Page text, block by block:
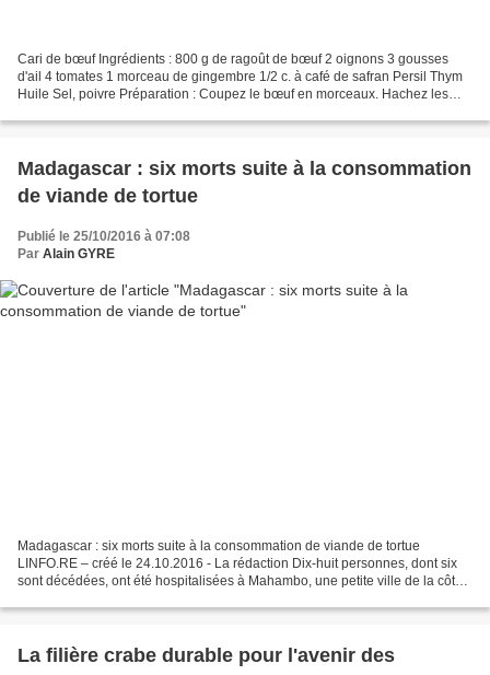
Cari de bœuf Ingrédients : 800 g de ragoût de bœuf 2 oignons 3 gousses
d'ail 4 tomates 1 morceau de gingembre 1/2 c. à café de safran Persil Thym
Huile Sel, poivre Préparation : Coupez le bœuf en morceaux. Hachez les
Madagascar : six morts suite à la consommation
de viande de tortue
Publié le 25/10/2016 à 07:08
Par Alain GYRE
Madagascar : six morts suite à la consommation de viande de tortue
LINFO.RE – créé le 24.10.2016 - La rédaction Dix-huit personnes, dont six
sont décédées, ont été hospitalisées à Mahambo, une petite ville de la côte
La filière crabe durable pour l'avenir des